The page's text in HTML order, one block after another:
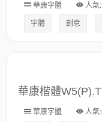
華康字體 人氣
字體 創意
華康楷體
華康字體 人氣